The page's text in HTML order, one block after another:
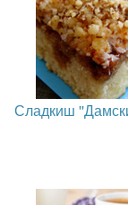
Сладкиш